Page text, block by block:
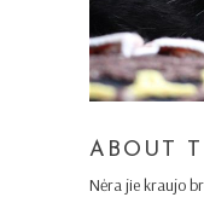
ABOUT
Nėra jie kraujo